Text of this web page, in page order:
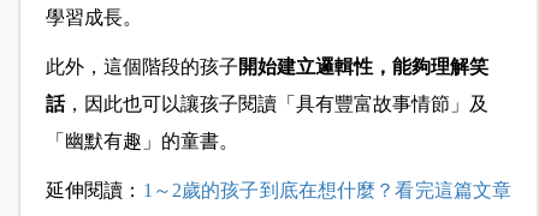
學習成長。
此外，這個階段的孩子開始建立邏輯性，能夠理解笑
話，因此也可以讓孩子閱讀「具有豐富故事情節」及
「幽默有趣」的童書。
延伸閱讀： 1～2歲的孩子到底在想什麼？看完這篇文章